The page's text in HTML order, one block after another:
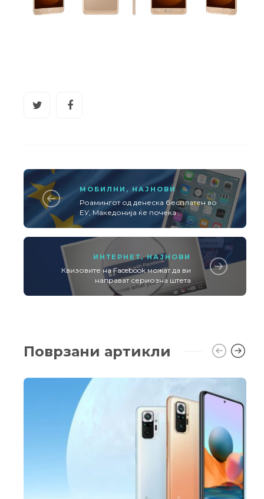
МОБИЛНИ , НАЈНОВИ
Роамингот од денеска бесплатен во
ЕУ, Македонија ќе почека
ИНТЕРНЕТ ,НАЈНОВИ
Квизовите на Facebook можат да ви
направат сериозна штета
Поврзани артикли